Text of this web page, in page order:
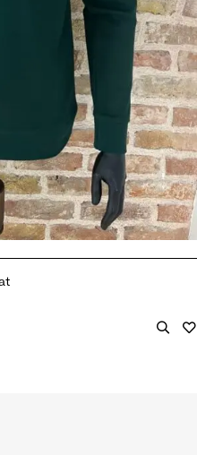
Sweat